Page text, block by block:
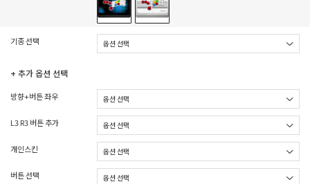
기종 선택
+ 추가 옵션 선택
방향+버튼 좌우
L3 R3 버튼 추가
개인스킨
버튼 선택